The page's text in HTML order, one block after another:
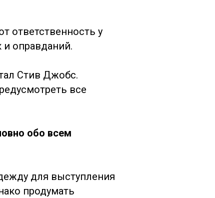
ответственность у
и оправданий.
Стив Джобс.
все
обо всем
для выступления
продумать